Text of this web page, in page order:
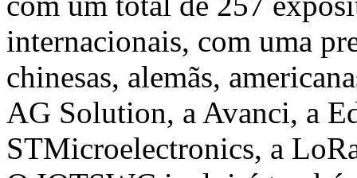
internacionais, com uma
chinesas, alemãs,
AG Solution, a Avanci, a
STMicroelectronics, a